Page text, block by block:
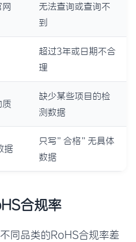
无法查询或查询不
到
超过3年或日期不合
理
质
缺少某些项目的检
测数据
据
只写”合格”无具体
数据
合规率
同品类的RoHS合规率差